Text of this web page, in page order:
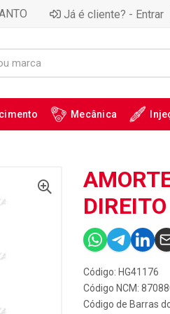
Já é cliente? - Entrar
Mecânica
Código: HG41176
Código NCM:
Código de Barras